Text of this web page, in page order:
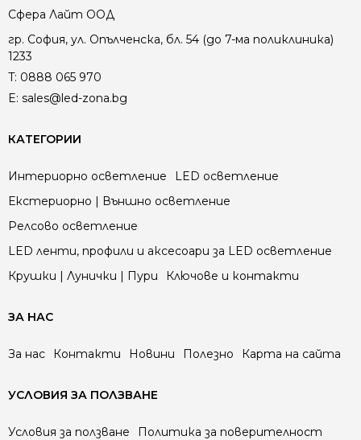
Сфера Лайт ООД
гр. София, ул. Опълченска, бл. 54 (до 7-ма поликлиника)
1233
T: 0888 065 970
E: sales@led-zona.bg
КАТЕГОРИИ
Интериорно осветление
LED осветление
Екстериорно | Външно осветление
Релсово осветление
LED ленти, профили и аксесоари за LED осветление
Крушки | Лунички | Пури
Ключове и контакти
ЗА НАС
За нас Контакти Новини Полезно Карта на сайта
УСЛОВИЯ ЗА ПОЛЗВАНЕ
Условия за ползване
Политика за поверителност